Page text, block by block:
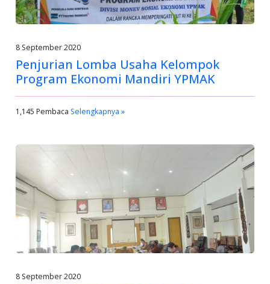
8 September 2020
Penjurian Lomba Usaha Kelompok
Program Ekonomi Mandiri YPMAK
1,145 Pembaca Selengkapnya »
8 September 2020